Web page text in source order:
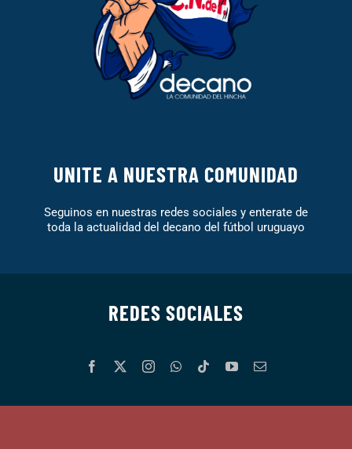
UNITE A NUESTRA COMUNIDAD
Seguinos en nuestras redes sociales y enterate de
toda la actualidad del decano del fútbol uruguayo
REDES SOCIALES